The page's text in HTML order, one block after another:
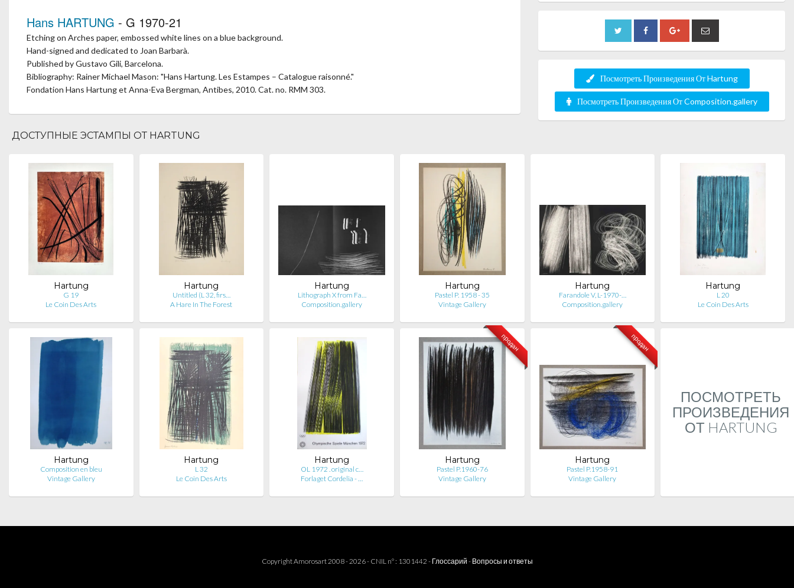
Hans HARTUNG - G 1970-21
Etching on Arches paper, embossed white lines on a blue background.
Hand-signed and dedicated to Joan Barbarà.
Published by Gustavo Gili, Barcelona.
Bibliography: Rainer Michael Mason: "Hans Hartung. Les Estampes – Catalogue raisonné."
Fondation Hans Hartung et Anna-Eva Bergman, Antibes, 2010. Cat. no. RMM 303.
Посмотреть Произведения От Hartung
Посмотреть Произведения От Composition.gallery
ДОСТУПНЫЕ ЭСТАМПЫ ОТ HARTUNG
Hartung
G 19
Le Coin Des Arts
Hartung
Untitled (L 32, firs…
A Hare In The Forest
Hartung
Lithograph X from Fa…
Composition.gallery
Hartung
Pastel P. 1958 - 35
Vintage Gallery
Hartung
Farandole V, L-1970-…
Composition.gallery
Hartung
L 20
Le Coin Des Arts
Hartung
Composition en bleu
Vintage Gallery
Hartung
L 32
Le Coin Des Arts
Hartung
OL 1972 . original c…
Forlaget Cordelia - …
продан
Hartung
Pastel P.1960-76
Vintage Gallery
продан
Hartung
Pastel P.1958-91
Vintage Gallery
ПОСМОТРЕТЬ
ПРОИЗВЕДЕНИЯ
ОТ HARTUNG
Copyright Amorosart 2008 - 2026 - CNIL n° : 1301442 - Глоссарий - Вопросы и ответы